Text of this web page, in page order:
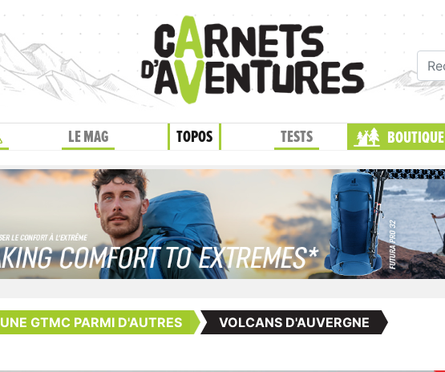
LE MAG TOPOS TESTS BOUTIQUE
UNE GTMC PARMI D'AUTRES VOLCANS D'AUVERGNE